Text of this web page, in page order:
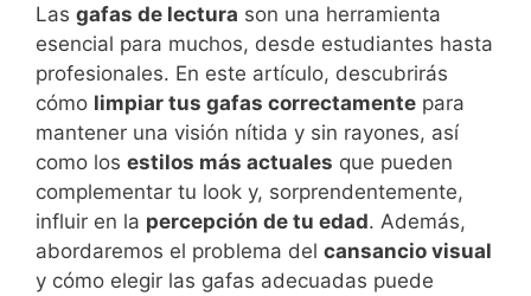
Las gafas de lectura son una herramienta
esencial para muchos, desde estudiantes hasta
profesionales. En este artículo, descubrirás
cómo limpiar tus gafas correctamente para
mantener una visión nítida y sin rayones, así
como los estilos más actuales que pueden
complementar tu look y, sorprendentemente,
influir en la percepción de tu edad. Además,
abordaremos el problema del cansancio visual
y cómo elegir las gafas adecuadas puede